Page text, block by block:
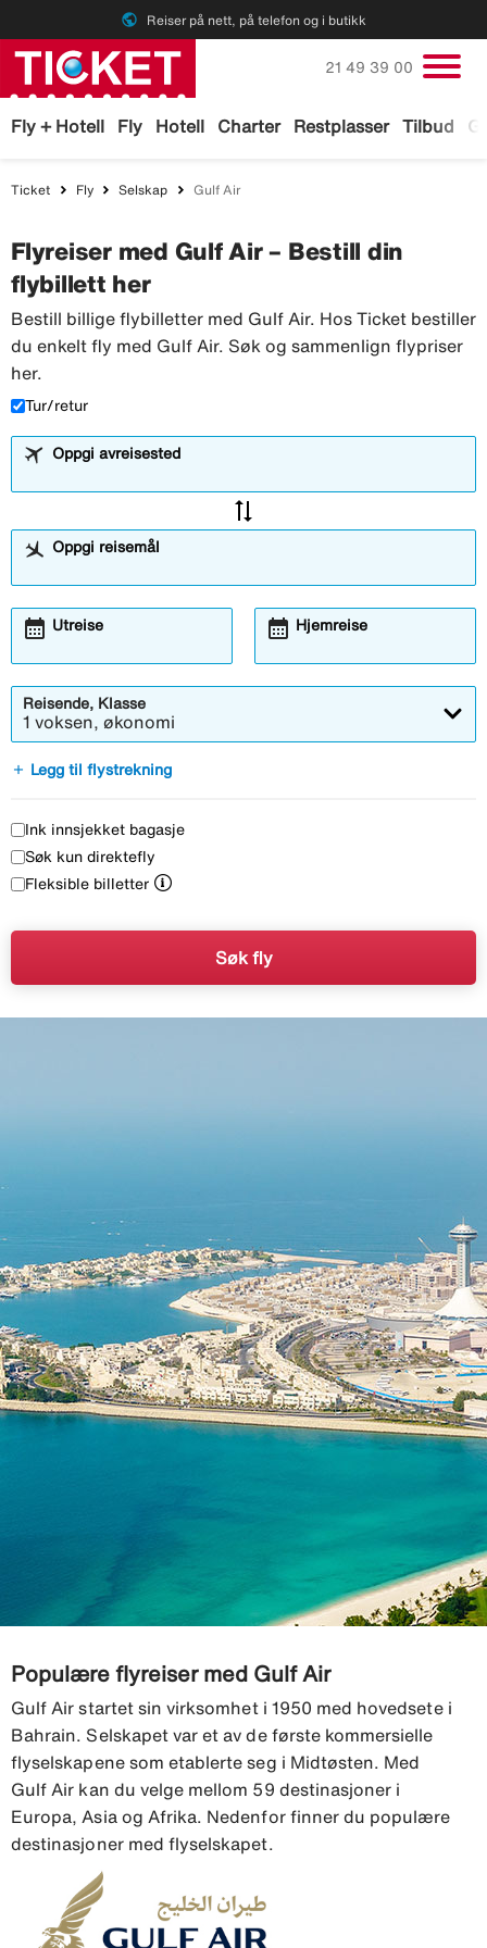
public Reiser på nett, på telefon og i butikk
Fly + Hotell Fly Hotell Charter Restplasser Tilbud
Ring oss på
21 49 39 00
Ticket Fly Selskap Gulf Air
Flyreiser med Gulf Air – Bestill din
flybillett her
Bestill billige flybilletter med Gulf Air. Hos Ticket bestiller
du enkelt fly med Gulf Air. Søk og sammenlign flypriser
her.
Tur/retur
Oppgi avreisested
sync_alt
Oppgi reisemål
Utreise
Åpner
calendar_month Hjemreise
Åpner
calendar_month
Reisende, Klasse
1 voksen, økonomi
add Legg til flystrekning
Ink innsjekket bagasje
Søk kun direktefly
Fleksible billetter
Søk fly
Populære flyreiser med Gulf Air
Gulf Air startet sin virksomhet i 1950 med hovedsete i
Bahrain. Selskapet var et av de første kommersielle
flyselskapene som etablerte seg i Midtøsten. Med
Gulf Air kan du velge mellom 59 destinasjoner i
Europa, Asia og Afrika. Nedenfor finner du populære
destinasjoner med flyselskapet.